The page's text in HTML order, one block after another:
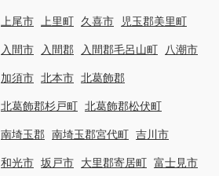
上尾市 上里町 久喜市 児玉郡美里町
入間市 入間郡 入間郡毛呂山町 八潮市
加須市 北本市 北葛飾郡
北葛飾郡杉戸町 北葛飾郡松伏町
南埼玉郡 南埼玉郡宮代町 吉川市
和光市 坂戸市 大里郡寄居町 富士見市